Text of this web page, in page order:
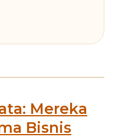
Mereka
Bisnis